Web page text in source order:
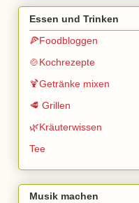
Essen und Trinken
🍕Foodbloggen
🍲Kochrezepte
🍹Getränke mixen
🥩 Grillen
🌿Kräuterwissen
Tee
Musik machen